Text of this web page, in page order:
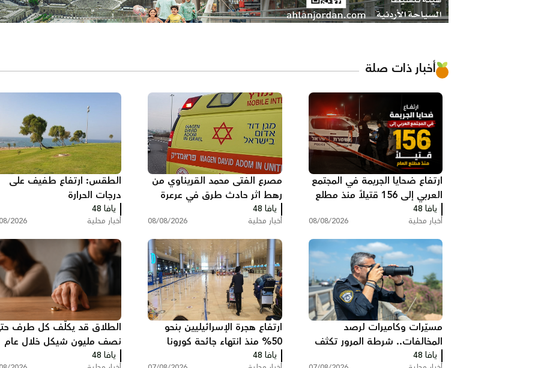
أخبار ذات صلة
ارتفاع ضحايا الجريمة في المجتمع
العربي إلى 156 قتيلاً منذ مطلع
العام
يافا 48
أخبار محلية 08/08/2026
مصرع الفتى محمد القريناوي من
رهط اثر حادث طرق في عرعرة
النقب
يافا 48
أخبار محلية 08/08/2026
الطقس: ارتفاع طفيف على
درجات الحرارة
يافا 48
أخبار محلية 2026
مسيّرات وكاميرات لرصد
المخالفات.. شرطة المرور تكثف
حملاتها على الطرق
يافا 48
ارتفاع هجرة الإسرائيليين بنحو
50% منذ انتهاء جائحة كورونا
وخسائر ضريبية بمليارات
يافا 48
الطلاق قد يكلّف كل طرف
نصف مليون شيكل خلال عام
واحد في البلاد
يافا 48